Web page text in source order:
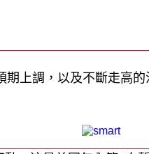
期上調，以及不斷走高的